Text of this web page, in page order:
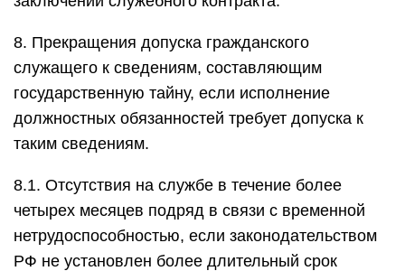
8. Прекращения допуска гражданского
служащего к сведениям, составляющим
государственную тайну, если исполнение
должностных обязанностей требует допуска к
таким сведениям.
8.1. Отсутствия на службе в течение более
четырех месяцев подряд в связи с временной
нетрудоспособностью, если законодательством
РФ не установлен более длительный срок